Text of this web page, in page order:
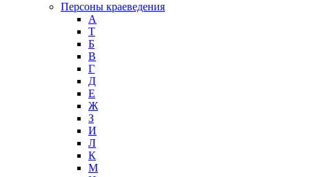
Персоны краеведения
А
T
Б
В
Г
Д
Е
Ж
З
И
Л
К
М